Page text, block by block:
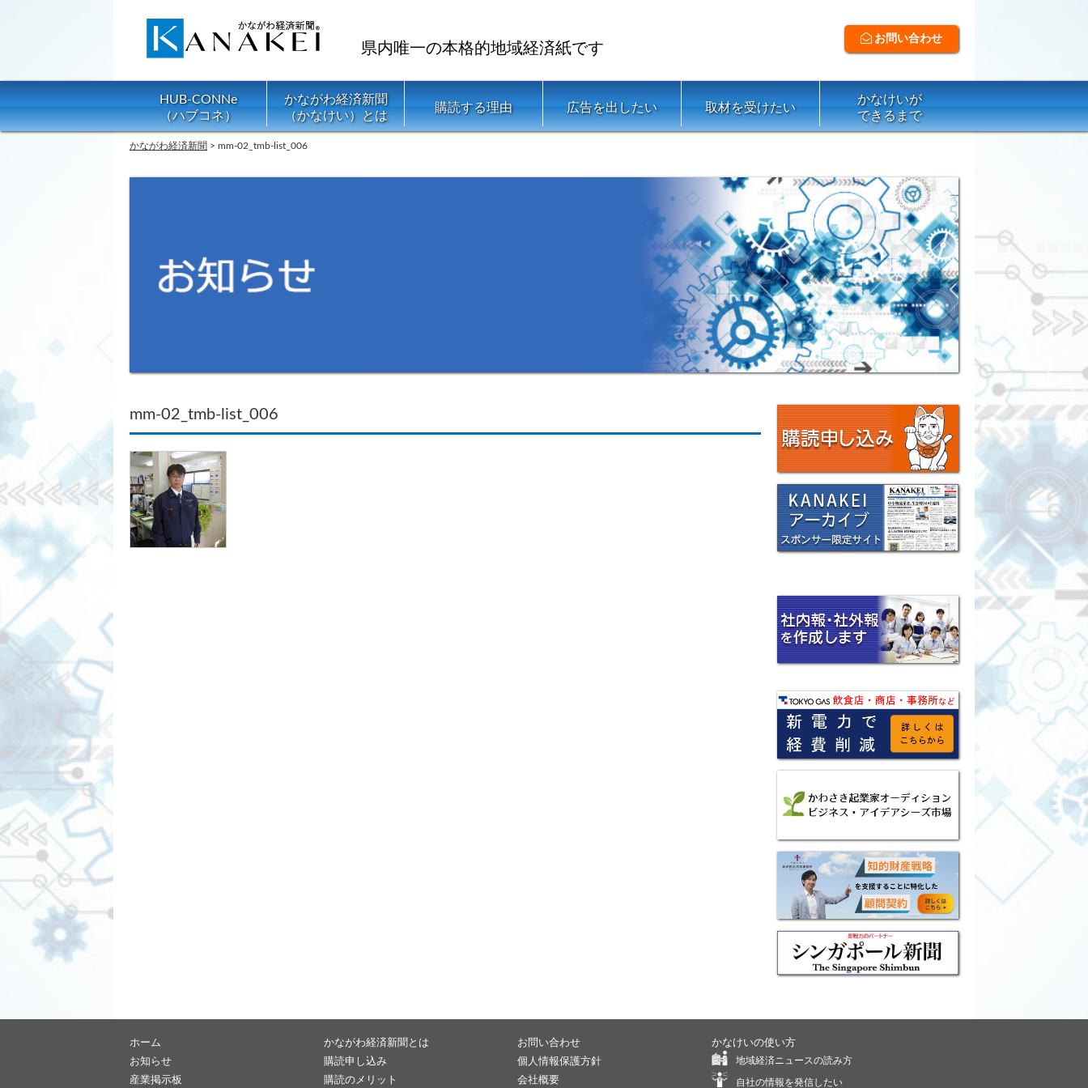
県内唯一の本格的地域経済紙です
お問い合わせ
HUB-CONNe
（ハブコネ）
かながわ経済新聞
（かなけい）とは
購読する理由 広告を出したい 取材を受けたい
かなけいが
できるまで
かながわ経済新聞 > mm-02_tmb-list_006
mm-02_tmb-list_006
ホーム
お知らせ
産業掲示板
かながわ経済新聞とは
購読申し込み
購読のメリット
お問い合わせ
個人情報保護方針
会社概要
かなけいの使い方
地域経済ニュースの読み方
自社の情報を発信したい